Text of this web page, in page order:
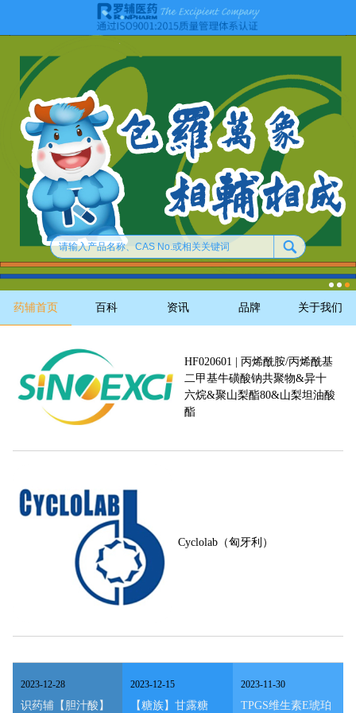
药辅首页 百科 资讯 品牌 关于我们
HF020601 | 丙烯酰胺/丙烯酰基
二甲基牛磺酸钠共聚物&异十
六烷&聚山梨酯80&山梨坦油酸
酯
Cyclolab（匈牙利）
识药辅【胆汁酸】
2023-12-28
【糖族】甘露糖
2023-12-15
TPGS维生素E琥珀
2023-11-30